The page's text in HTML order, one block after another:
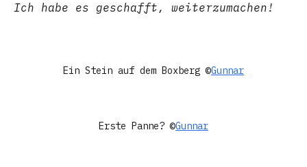
Ich habe es geschafft, weiterzumachen!
Ein Stein auf dem Boxberg ©Gunnar
Erste Panne? ©Gunnar